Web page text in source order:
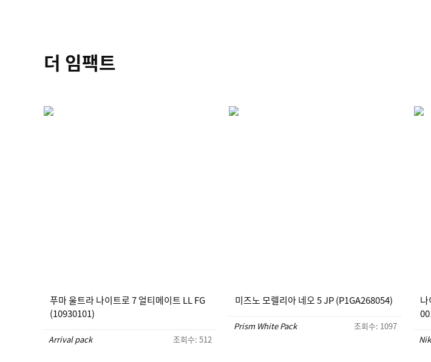
더 임팩트
푸마 울트라 나이트로 7 얼티메이트 LL FG
(10930101)
Arrival pack 조회수: 512
미즈노 모렐리아 네오 5 JP (P1GA268054)
Prism White Pack 조회수: 1097